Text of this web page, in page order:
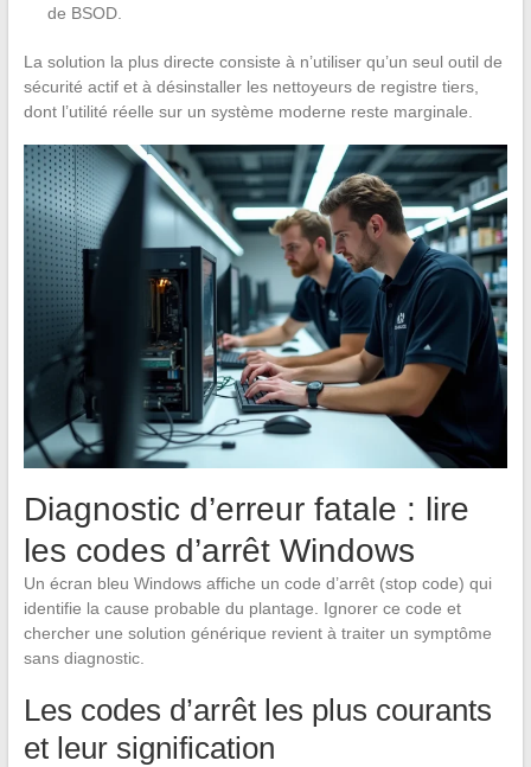
de BSOD.
La solution la plus directe consiste à n’utiliser qu’un seul outil de
sécurité actif et à désinstaller les nettoyeurs de registre tiers,
dont l’utilité réelle sur un système moderne reste marginale.
Diagnostic d’erreur fatale : lire
les codes d’arrêt Windows
Un écran bleu Windows affiche un code d’arrêt (stop code) qui
identifie la cause probable du plantage. Ignorer ce code et
chercher une solution générique revient à traiter un symptôme
sans diagnostic.
Les codes d’arrêt les plus courants
et leur signification